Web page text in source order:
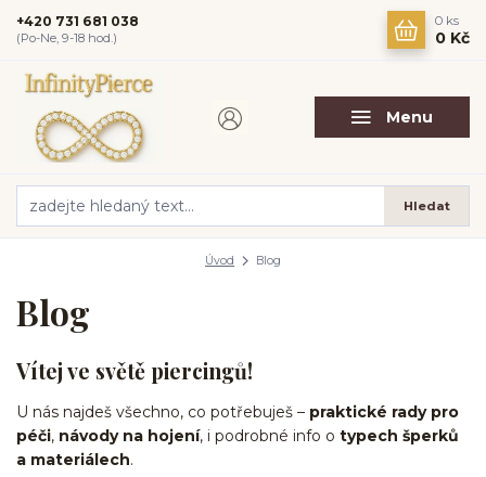
Menu
Hledat
+420 731 681 038
(Po-Ne, 9-18 hod.)
0 ks
0 Kč
Úvod Blog
Blog
Vítej ve světě piercingů!
U nás najdeš všechno, co potřebuješ – praktické rady pro
péči, návody na hojení, i podrobné info o typech šperků
a materiálech.